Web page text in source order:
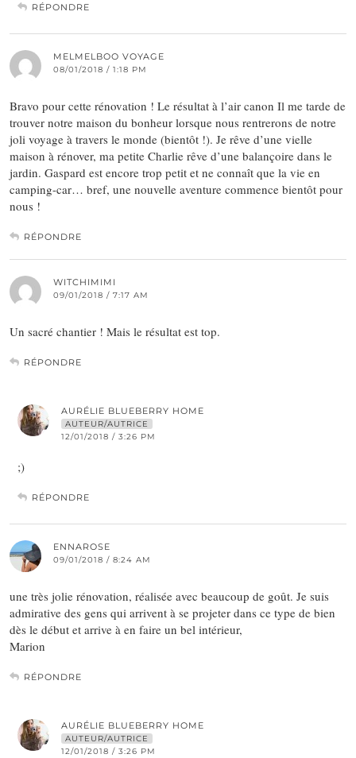
RÉPONDRE
MELMELBOO VOYAGE
08/01/2018 / 1:18 PM
Bravo pour cette rénovation ! Le résultat à l’air canon Il me tarde de
trouver notre maison du bonheur lorsque nous rentrerons de notre
joli voyage à travers le monde (bientôt !). Je rêve d’une vielle
maison à rénover, ma petite Charlie rêve d’une balançoire dans le
jardin. Gaspard est encore trop petit et ne connaît que la vie en
camping-car… bref, une nouvelle aventure commence bientôt pour
nous !
RÉPONDRE
WITCHIMIMI
09/01/2018 / 7:17 AM
Un sacré chantier ! Mais le résultat est top.
RÉPONDRE
AURÉLIE BLUEBERRY HOME
AUTEUR/AUTRICE
12/01/2018 / 3:26 PM
;)
RÉPONDRE
ENNAROSE
09/01/2018 / 8:24 AM
une très jolie rénovation, réalisée avec beaucoup de goût. Je suis
admirative des gens qui arrivent à se projeter dans ce type de bien
dès le début et arrive à en faire un bel intérieur,
Marion
RÉPONDRE
AURÉLIE BLUEBERRY HOME
AUTEUR/AUTRICE
12/01/2018 / 3:26 PM